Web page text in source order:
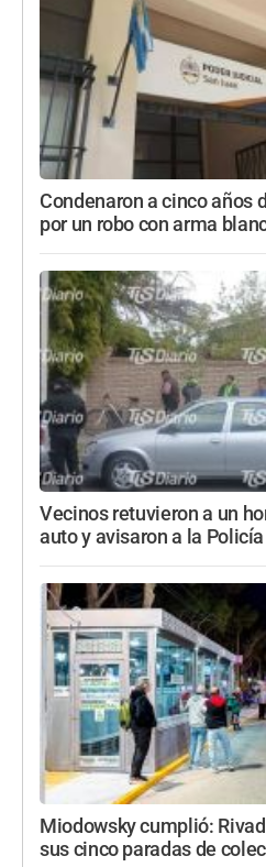
Condenaron a cinco años
por un robo con arma
Vecinos retuvieron a un
auto y avisaron a la Policía
Miodowsky cumplió:
sus cinco paradas de